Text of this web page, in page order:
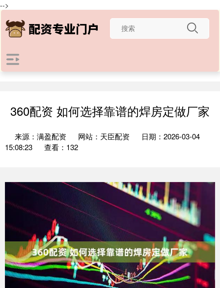
-->
360配资 如何选择靠谱的焊房定做厂家
来源：满盈配资 网站：天臣配资
日期：2026-03-04
15:08:23
查看：132